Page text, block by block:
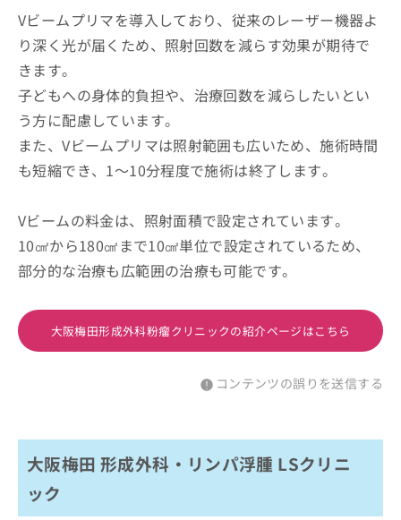
Vビームプリマを導入しており、従来のレーザー機器よ
り深く光が届くため、照射回数を減らす効果が期待で
きます。
子どもへの身体的負担や、治療回数を減らしたいとい
う方に配慮しています。
また、Vビームプリマは照射範囲も広いため、施術時間
も短縮でき、1～10分程度で施術は終了します。
Vビームの料金は、照射面積で設定されています。
10㎠から180㎠まで10㎠単位で設定されているため、
部分的な治療も広範囲の治療も可能です。
大阪梅田形成外科粉瘤クリニックの紹介ページはこちら
コンテンツの誤りを送信する
大阪梅田 形成外科・リンパ浮腫 LSクリニ
ック